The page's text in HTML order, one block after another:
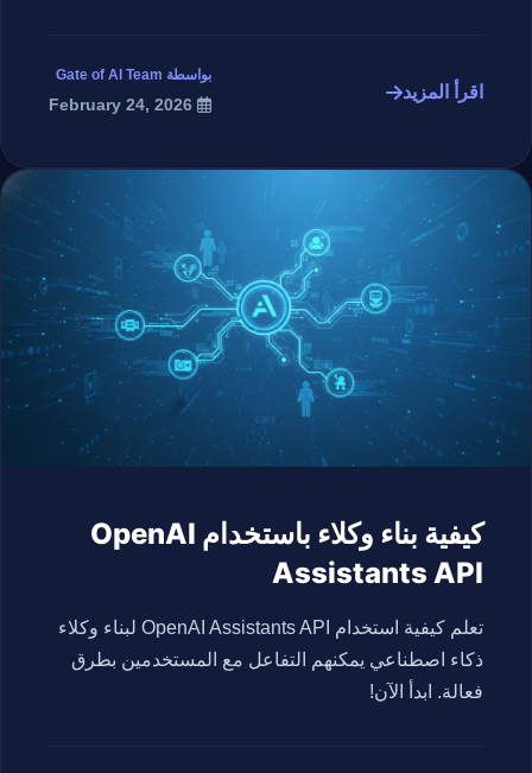
اقرأ المزيد
بواسطة Gate of AI Team
February 24, 2026
كيفية بناء وكلاء باستخدام OpenAI
Assistants API
تعلم كيفية استخدام OpenAI Assistants API لبناء وكلاء
ذكاء اصطناعي يمكنهم التفاعل مع المستخدمين بطرق
فعالة. ابدأ الآن!